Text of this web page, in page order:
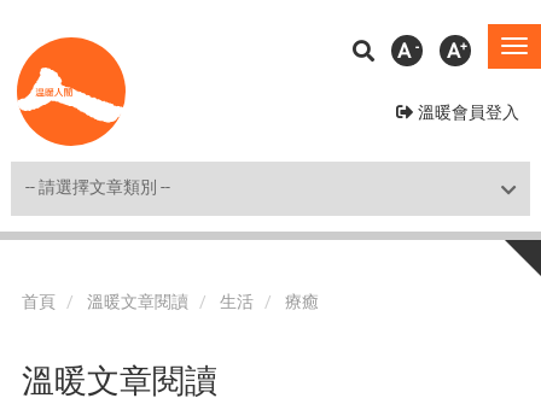
至
主
溫暖會員登入
A A
Shortcut
首頁 溫暖文章閱讀 生活 療癒
溫暖文章閱讀